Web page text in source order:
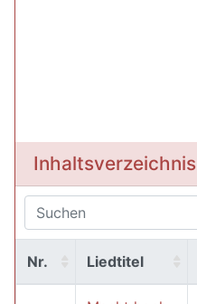
Inhaltsverzeichnis
Nr. Liedtitel